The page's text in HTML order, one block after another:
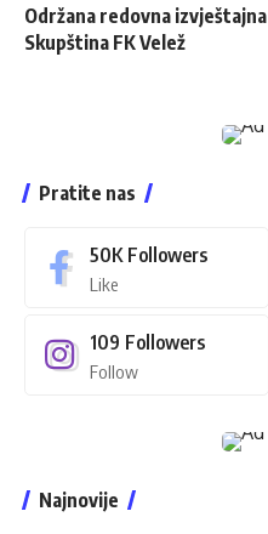
Održana redovna izvještajna
Skupština FK Velež
Pratite nas
50K Followers
Like
109 Followers
Follow
Najnovije